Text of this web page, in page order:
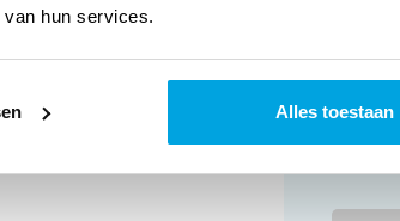
hun services.
Alles toestaan
Wij
van
uur.